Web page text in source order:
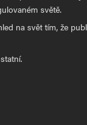
světě.
na svět tím, že